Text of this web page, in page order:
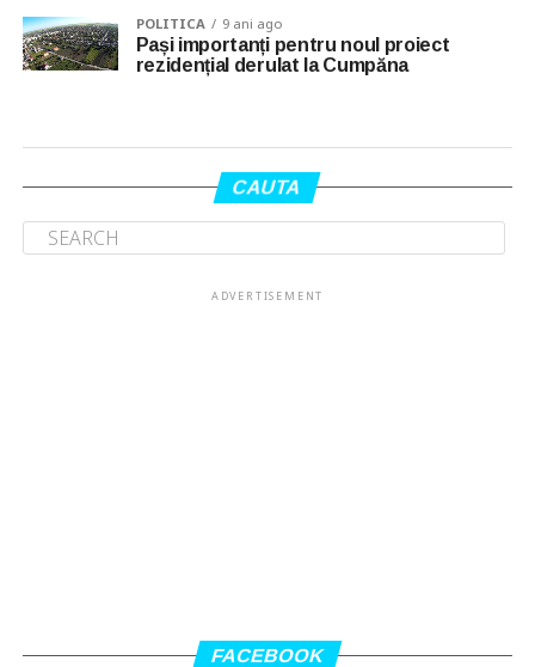
POLITICA 9 ani ago
Pași importanți pentru noul proiect
rezidențial derulat la Cumpăna
CAUTA
ADVERTISEMENT
FACEBOOK